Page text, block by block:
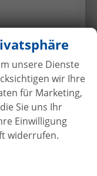
an Herr
unsere Dienste
wir Ihre
für Marketing,
Sie uns Ihr
Einwilligung
widerrufen.
genießen Sie
Bei uns